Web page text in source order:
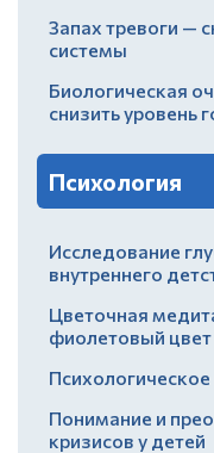
Запах тревоги —
системы
Биологическая
снизить уровень
Психология
Исследование
внутреннего
Цветочная
фиолетовый цвет
Понимание и
кризисов у детей